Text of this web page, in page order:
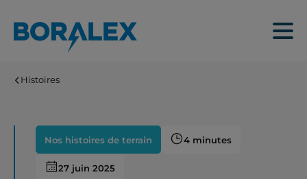
contenu
Menu
Histoires
Nos histoires de terrain 4 minutes
27 juin 2025